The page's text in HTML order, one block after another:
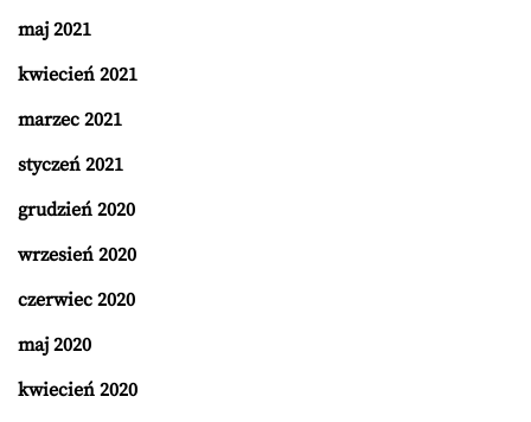
maj 2021
kwiecień 2021
marzec 2021
styczeń 2021
grudzień 2020
wrzesień 2020
czerwiec 2020
maj 2020
kwiecień 2020